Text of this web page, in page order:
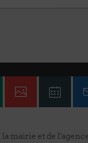
la mairie et de